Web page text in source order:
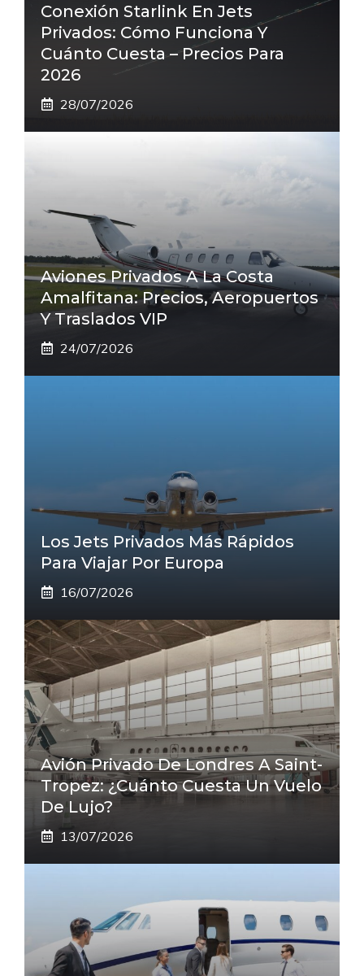
Conexión Starlink En Jets
Privados: Cómo Funciona Y
Cuánto Cuesta – Precios Para
2026
28/07/2026
Aviones Privados A La Costa
Amalfitana: Precios, Aeropuertos
Y Traslados VIP
24/07/2026
Los Jets Privados Más Rápidos
Para Viajar Por Europa
16/07/2026
Avión Privado De Londres A Saint-
Tropez: ¿cuánto Cuesta Un Vuelo
De Lujo?
13/07/2026